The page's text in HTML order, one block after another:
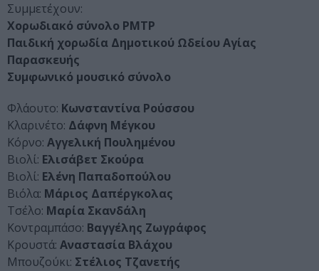
Συμμετέχουν:
Χορωδιακό σύνολο PMTP
Παιδική χορωδία Δημοτικού Ωδείου Αγίας
Παρασκευής
Συμφωνικό μουσικό σύνολο
Φλάουτο: Κωνσταντίνα Ρούσσου
Κλαρινέτο: Δάφνη Μέγκου
Κόρνο: Αγγελική Πουλημένου
Βιολί: Ελισάβετ Σκούρα
Βιολί: Ελένη Παπαδοπούλου
Βιόλα: Μάριος Δαπέργκολας
Τσέλο: Μαρία Σκανδάλη
Κοντραμπάσο: Βαγγέλης Ζωγράφος
Κρουστά: Αναστασία Βλάχου
Μπουζούκι: Στέλιος Τζανετής